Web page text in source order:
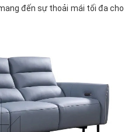
đến sự thoải mái tối đa cho